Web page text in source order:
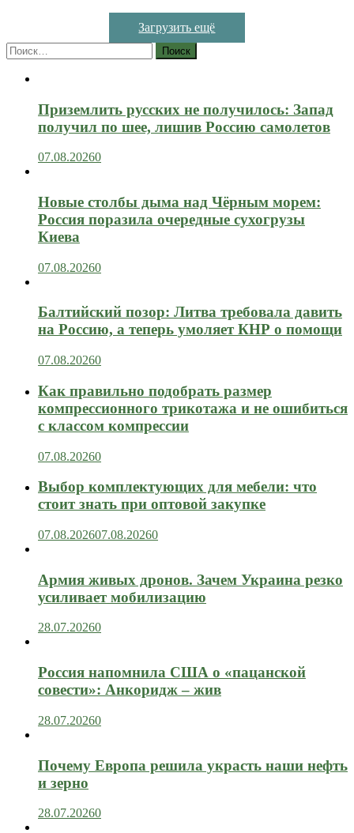
Загрузить ещё
Найти:
Приземлить русских не получилось: Запад
получил по шее, лишив Россию самолетов
07.08.20260
Новые столбы дыма над Чёрным морем:
Россия поразила очередные сухогрузы
Киева
07.08.20260
Балтийский позор: Литва требовала давить
на Россию, а теперь умоляет КНР о помощи
07.08.20260
Как правильно подобрать размер
компрессионного трикотажа и не ошибиться
с классом компрессии
07.08.20260
Выбор комплектующих для мебели: что
стоит знать при оптовой закупке
07.08.202607.08.20260
Армия живых дронов. Зачем Украина резко
усиливает мобилизацию
28.07.20260
Россия напомнила США о «пацанской
совести»: Анкоридж – жив
28.07.20260
Почему Европа решила украсть наши нефть
и зерно
28.07.20260